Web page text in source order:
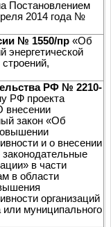
Постановлением
2014 года №
№ 1550/пр «Об
энергетической
РФ № 2210-
РФ проекта
внесении
закон «Об
и о внесении
в части
в области
организаций
или муниципального